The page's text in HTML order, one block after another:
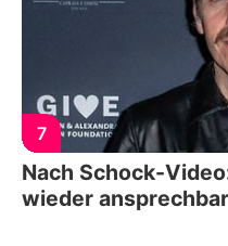
7
Nach Schock-
wieder ansprechbar